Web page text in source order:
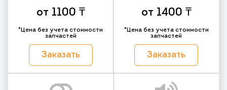
от 1100 ₸
*Цена без учета стоимости
запчастей
Заказать
от 1400 ₸
*Цена без учета стоимости
запчастей
Заказать